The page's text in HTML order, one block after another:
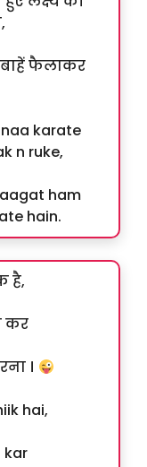
बाहें फैलाकर
karate
n ruke,
ham
hain.
है,
कर
।
hai,
kar